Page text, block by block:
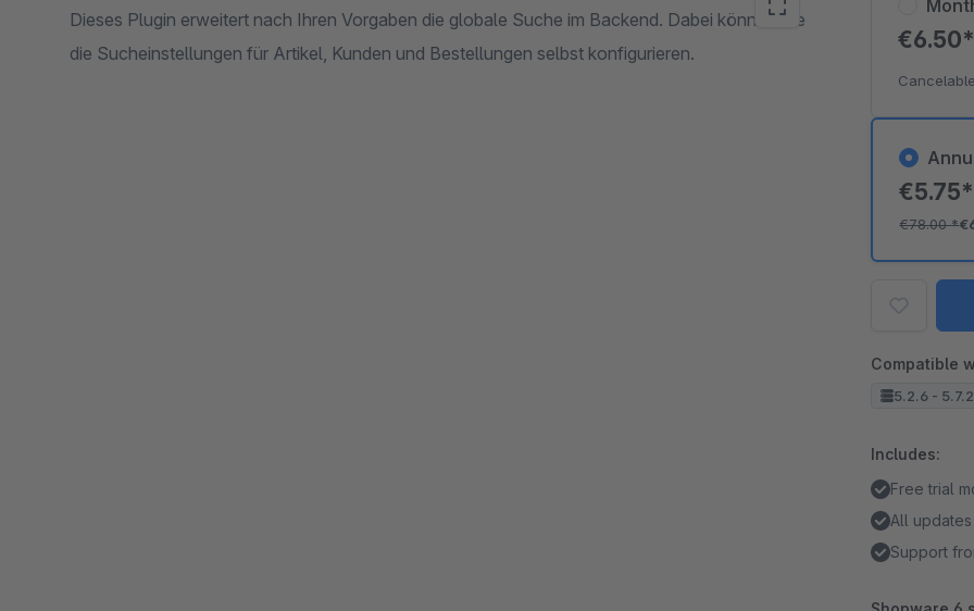
Dieses Plugin erweitert nach Ihren Vorgaben die globale Suche im Backend. Dabei können Sie
die Sucheinstellungen für Artikel, Kunden und Bestellungen selbst konfigurieren.
€5.75*
€78.00*
€6.50*
Compatible
5.2.6 -
Includes:
Free trial
All updates
Support